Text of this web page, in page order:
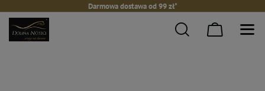
Darmowa dostawa od 99 zł*